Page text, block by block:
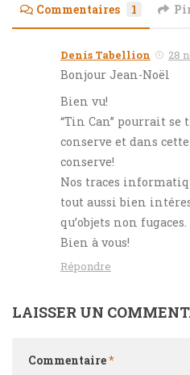
Commentaires 1
Denis Tabellion 28
Bonjour Jean-Noël
Bien vu!
“Tin Can” pourrait se
conserve et dans
conserve!
Nos traces
tout aussi bien
qu’objets non
Bien à vous!
Répondre
LAISSER UN
Commentaire*